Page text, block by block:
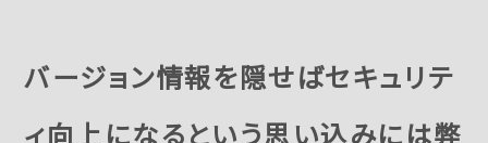
バージョン情報を隠せばセキュリテ
ィ向上になるという思い込みには弊